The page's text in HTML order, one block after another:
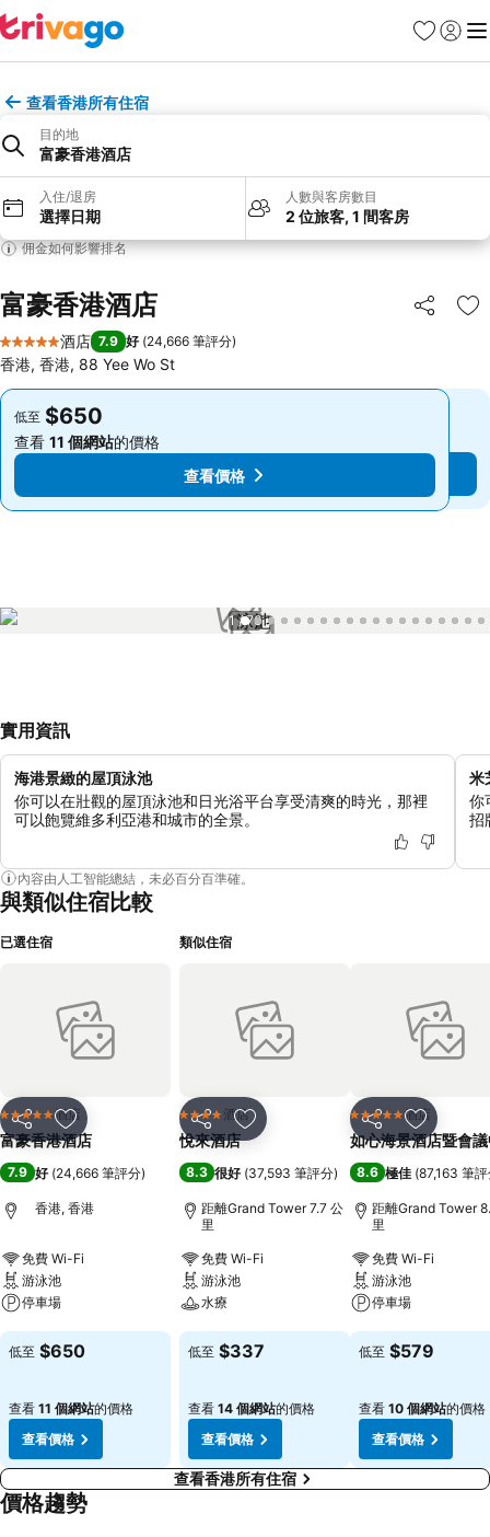
收藏夾
登入 選
查看香港所有住宿
目的地
富豪香港酒店
入住/退房
選擇日期
人數與客房數目
2 位旅客, 1 間客房
佣金如何影響排名
富豪香港酒店 分享
放
5 星級
酒店 7.9 好 (24,666 筆評分)
香港, 香港, 88 Yee Wo St
低至 $650
查看 11 個網站的價格
查看價格
低至 $650
查看 11 個網站的價格
查看價格
1 / 76
實用資訊
海港景緻的屋頂泳池
你可以在壯觀的屋頂泳池和日光浴平台享受清爽的時光，那裡
可以飽覽維多利亞港和城市的全景。
米
你
招
內容由人工智能總結，未必百分百準確。
與類似住宿比較
已選住宿
分享 放到收藏夾
5 星級 酒店
富豪香港酒店
7.9 好 (24,666 筆評分)
香港, 香港
免費 Wi-Fi
游泳池
停車場
查看價格
低至 $650
查看 11 個網站的價格
查看價格
類似住宿
分享 放到收藏夾
4 星級 酒店
悅來酒店
8.3 很好 (37,593 筆評分)
距離Grand Tower 7.7 公
里
免費 Wi-Fi
游泳池
水療
查看價格
低至 $337
查看 14 個網站的價格
查看價格
分享 放到收藏
5 星級 酒店
如心海景酒店暨會
8.6 極佳 (87,163 筆
距離Grand Tower
里
免費 Wi-Fi
游泳池
停車場
查看價格
低至 $579
查看 10 個網站的價格
查看價格
查看香港所有住宿
價格趨勢